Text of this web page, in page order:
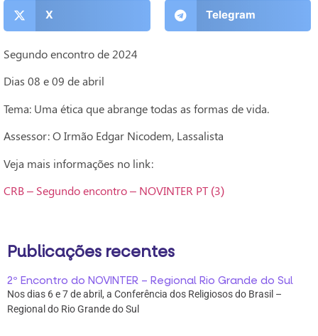
X Telegram
Segundo encontro de 2024
Dias 08 e 09 de abril
Tema: Uma ética que abrange todas as formas de vida.
Assessor: O Irmão Edgar Nicodem, Lassalista
Veja mais informações no link:
CRB – Segundo encontro – NOVINTER PT (3)
Publicações recentes
2º Encontro do NOVINTER – Regional Rio Grande do Sul
Nos dias 6 e 7 de abril, a Conferência dos Religiosos do Brasil –
Regional do Rio Grande do Sul